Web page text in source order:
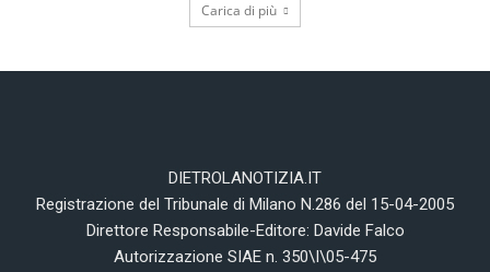
Carica di più
DIETROLANOTIZIA.IT
Registrazione del Tribunale di Milano N.286 del 15-04-2005
Direttore Responsabile-Editore: Davide Falco
Autorizzazione SIAE n. 350\I\05-475